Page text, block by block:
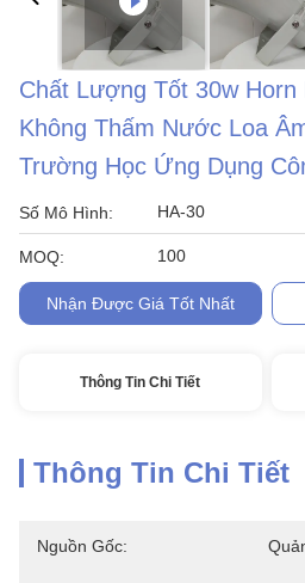
Chất Lượng Tốt 30w Horn
Không Thấm Nước Loa
Trường Học Ứng Dụng
Số Mô Hình: HA-30
MOQ: 100
Nhận Được Giá Tốt Nhất
Thông Tin Chi Tiết
Thông Tin Chi Tiết
Nguồn Gốc: